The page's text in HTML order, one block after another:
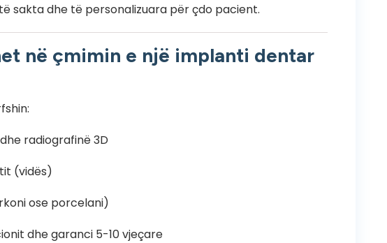
sakta dhe të personalizuara për çdo pacient.
në çmimin e një implanti dentar
radiografinë 3D
(vidës)
ose porcelani)
dhe garanci 5-10 vjeçare